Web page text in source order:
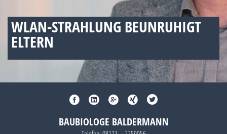
WLAN-STRAHLUNG BEUNRUHIGT
ELTERN
BAUBIOLOGE BALDERMANN